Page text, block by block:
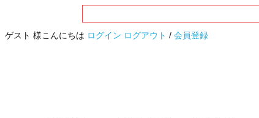
ゲスト 様こんにちは ログイン ログアウト / 会員登録